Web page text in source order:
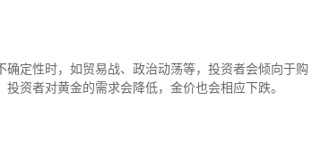
定性时，如贸易战、政治动荡等，投资者会倾向于购
资者对黄金的需求会降低，金价也会相应下跌。